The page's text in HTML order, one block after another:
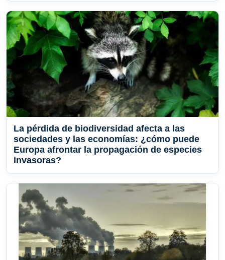
La pérdida de biodiversidad afecta a las
sociedades y las economías: ¿cómo puede
Europa afrontar la propagación de especies
invasoras?